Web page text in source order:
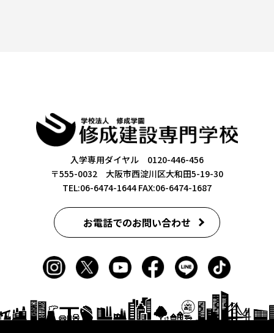
入学専用ダイヤル 0120-446-456
〒555-0032 大阪市西淀川区大和田5-19-30
TEL:06-6474-1644FAX:06-6474-1687
お電話でのお問い合わせ